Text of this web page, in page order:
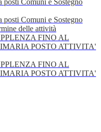
posti Comuni e Sostegno
posti Comuni e Sostegno
delle attività
FINO AL
POSTO ATTIVITA'
FINO AL
POSTO ATTIVITA'